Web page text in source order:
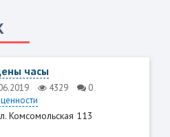
часы
4329
0
Комсомольская 113